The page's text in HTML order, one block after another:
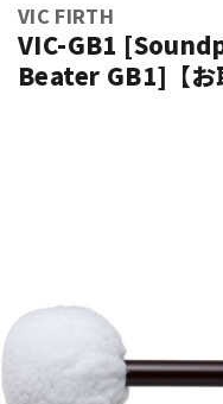
キーボード
VIC FIRTH
VIC-GB1
Beater GB1]【お